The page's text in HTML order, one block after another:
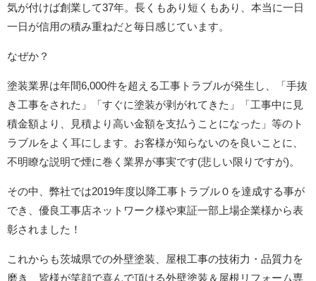
気が付けば創業して37年。長くもあり短くもあり、本当に一日
一日が信用の積み重ねだと毎日感じています。
なぜか？
塗装業界は年間6,000件を超える工事トラブルが発生し、「手抜
き工事をされた」「すぐに塗装が剥がれてきた」「工事中に見
積金額より、見積より高い金額を支払うことになった」等のト
ラブルをよく耳にします。お客様が知らないのを良いことに、
不明瞭な説明で煙に巻く業界が事実です(悲しい限りですが)。
その中、弊社では2019年度以降工事トラブル０を達成する事が
でき、優良工事店ネットワーク様や東証一部上場企業様から表
彰されました！
これからも茨城県での外壁塗装、屋根工事の技術力・品質力を
磨き、皆様が笑顔で喜んで頂ける外壁塗装＆屋根リフォーム専